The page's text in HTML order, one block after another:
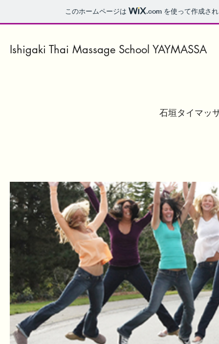
このホームページは .com を使って作成さ
Ishigaki Thai Massage School YAYMASSA
石垣タイマッ